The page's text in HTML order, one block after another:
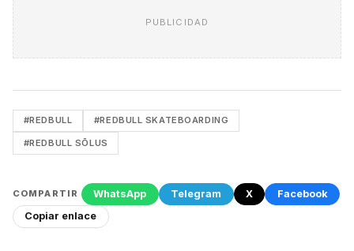
PUBLICIDAD
#REDBULL #REDBULL SKATEBOARDING
#REDBULL SŌLUS
COMPARTIR WhatsApp Telegram X
Facebook
Copiar enlace